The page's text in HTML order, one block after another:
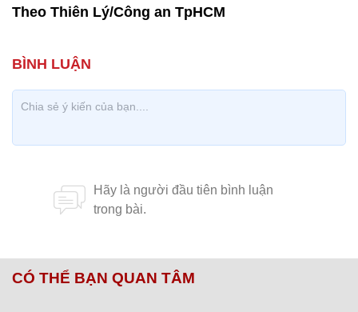
Theo Thiên Lý/Công an TpHCM
CÓ THỂ BẠN QUAN TÂM